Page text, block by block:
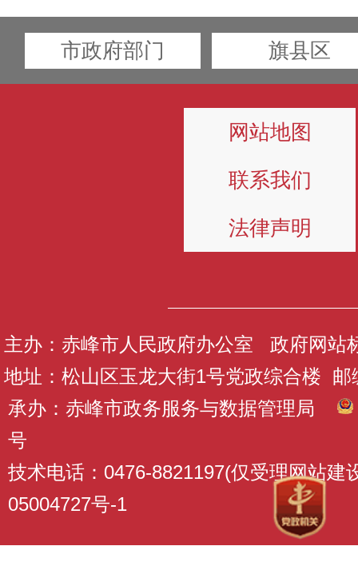
市政府部门 旗县区
网站地图
联系我们
法律声明
主办：赤峰市人民政府办公室 政府网站
地址：松山区玉龙大街1号党政综合楼 邮
承办：赤峰市政务服务与数据管理局
号
技术电话：0476-8821197(仅受理网站建
05004727号-1